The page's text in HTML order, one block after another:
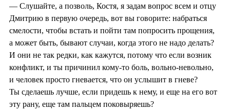
— Слушайте, а позволь, Костя, я задам вопрос всем и отцу
Дмитрию в первую очередь, вот вы говорите: набраться
смелости, чтобы встать и пойти там попросить прощения,
а может быть, бывают случаи, когда этого не надо делать?
И они не так редки, как кажутся, потому что если возник
конфликт, и ты причинил кому-то боль, вольно-невольно,
и человек просто гневается, что он услышит в гневе?
Ты сделаешь лучше, если придешь к нему, и еще на его вот
эту рану, еще там пальцем поковыряешь?